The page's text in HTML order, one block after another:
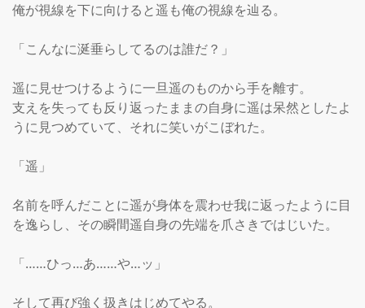
俺が視線を下に向けると遥も俺の視線を辿る。
「こんなに涎垂らしてるのは誰だ？」
遥に見せつけるように一旦遥のものから手を離す。
支えを失っても反り返ったままの自身に遥は呆然としたよ
うに見つめていて、それに笑いがこぼれた。
「遥」
名前を呼んだことに遥が身体を震わせ我に返ったように目
を逸らし、その瞬間遥自身の先端を爪さきではじいた。
「……ひっ…あ……や…ッ」
そして再び強く扱きはじめてやる。